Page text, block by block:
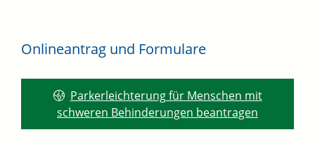
Onlineantrag und Formulare
Parkerleichterung für Menschen mit
schweren Behinderungen beantragen